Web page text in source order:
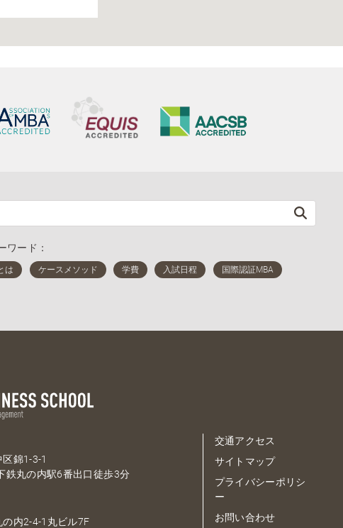
ワード：
錦1-3-1
鉄丸の内駅6番出口徒歩3分
内2-4-1丸ビル7F
交通アクセス
サイトマップ
プライバシーポリシ
ー
お問い合わせ